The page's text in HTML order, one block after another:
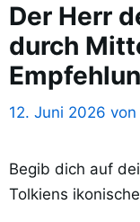
Der Herr
durch
12. Juni 2026 von
Begib dich auf
Tolkiens